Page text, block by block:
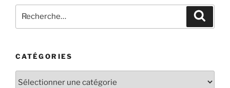
CATÉGORIES